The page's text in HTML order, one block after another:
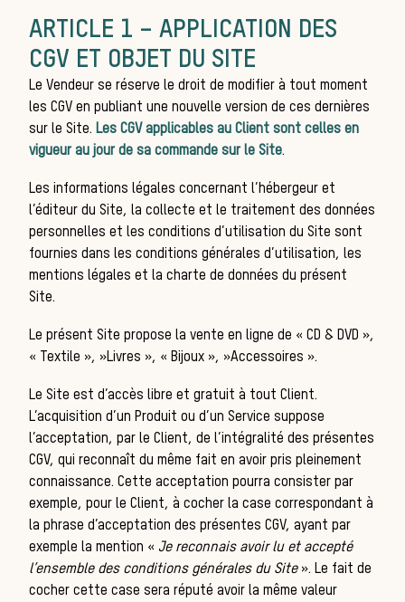
ARTICLE 1 – APPLICATION DES
CGV ET OBJET DU SITE
Le Vendeur se réserve le droit de modifier à tout moment
les CGV en publiant une nouvelle version de ces dernières
sur le Site. Les CGV applicables au Client sont celles en
vigueur au jour de sa commande sur le Site.
Les informations légales concernant l’hébergeur et
l’éditeur du Site, la collecte et le traitement des données
personnelles et les conditions d’utilisation du Site sont
fournies dans les conditions générales d’utilisation, les
mentions légales et la charte de données du présent
Site.
Le présent Site propose la vente en ligne de « CD & DVD »,
« Textile », »Livres », « Bijoux », »Accessoires ».
Le Site est d’accès libre et gratuit à tout Client.
L’acquisition d’un Produit ou d’un Service suppose
l’acceptation, par le Client, de l’intégralité des présentes
CGV, qui reconnaît du même fait en avoir pris pleinement
connaissance. Cette acceptation pourra consister par
exemple, pour le Client, à cocher la case correspondant à
la phrase d’acceptation des présentes CGV, ayant par
exemple la mention « Je reconnais avoir lu et accepté
l’ensemble des conditions générales du Site». Le fait de
cocher cette case sera réputé avoir la même valeur